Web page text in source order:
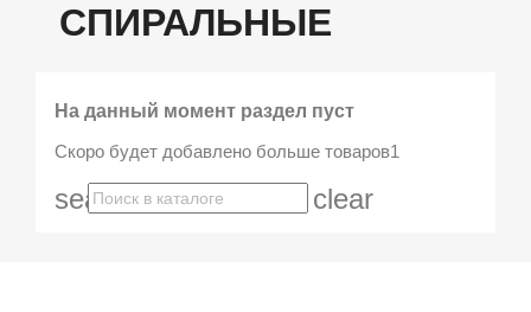
СПИРАЛЬНЫЕ
На данный момент раздел пуст
Скоро будет добавлено больше товаров1
search clear